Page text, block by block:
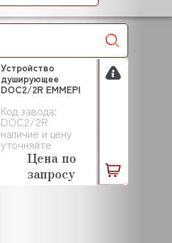
Код завода:
DOC2/2R
наличие и цену
уточняйте
Устройство
душирующее
DOC2/2R EMMEPI
Цена по
запросу